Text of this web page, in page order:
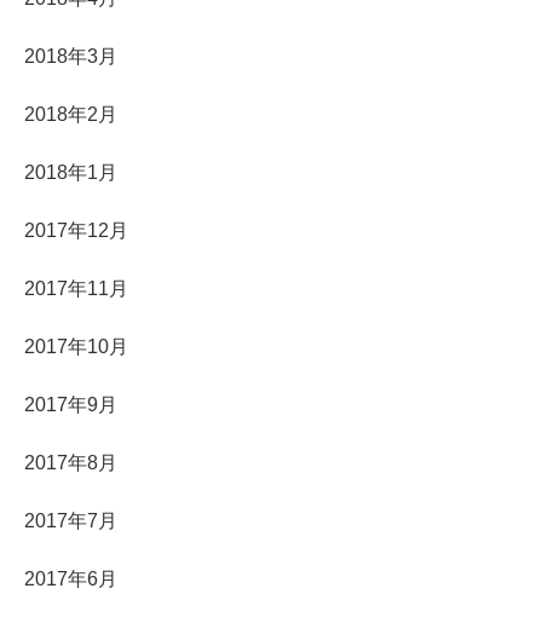
2018年3月
2018年2月
2018年1月
2017年12月
2017年11月
2017年10月
2017年9月
2017年8月
2017年7月
2017年6月